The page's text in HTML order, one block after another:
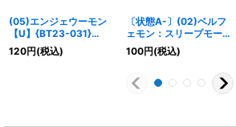
(05)エンジェウーモン
【U】{BT23-031}
《黄》
120円(税込)
〔状態A-〕(02)ベルフ
ェモン：スリープモード
【R】{BT13-088}
《紫》
100円(税込)